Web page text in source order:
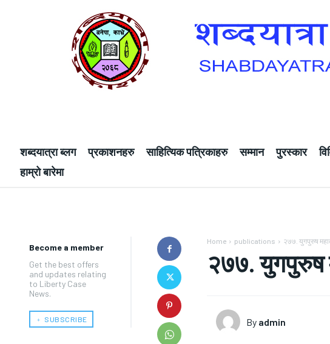
शब्दयात्रा ब्लग प्रकाशनहरु साहित्यिक पत्रिकाहरु सम्मान पुरस्कार
हाम्रो बारेमा
Become a member
Get the best offers
and updates relating
to Liberty Case
News.
﹢ SUBSCRIBE
Home publications २७७. युगपुरुष
२७७. युगपुरुष
By admin